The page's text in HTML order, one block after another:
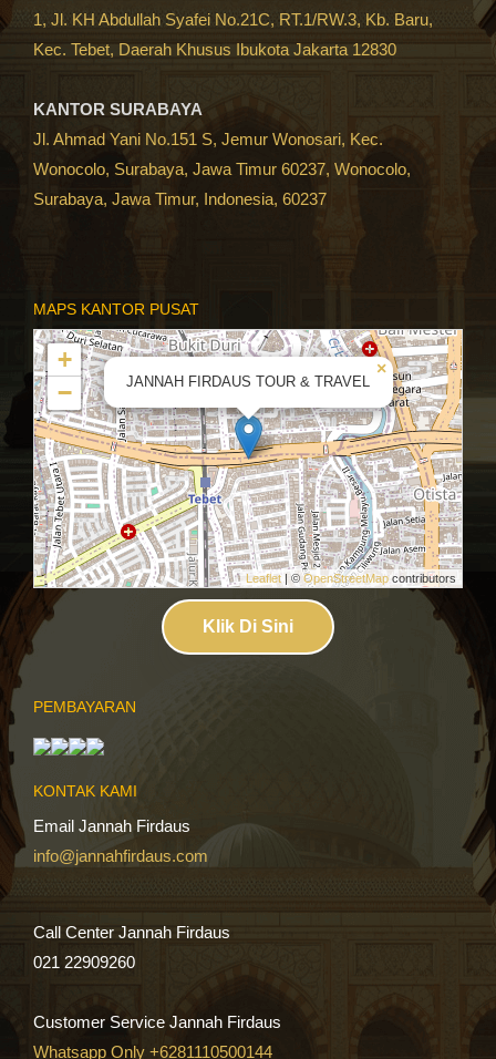
1, Jl. KH Abdullah Syafei No.21C, RT.1/RW.3, Kb. Baru,
Kec. Tebet, Daerah Khusus Ibukota Jakarta 12830
KANTOR SURABAYA
Jl. Ahmad Yani No.151 S, Jemur Wonosari, Kec.
Wonocolo, Surabaya, Jawa Timur 60237, Wonocolo,
Surabaya, Jawa Timur, Indonesia, 60237
MAPS KANTOR PUSAT
JANNAH FIRDAUS TOUR & TRAVEL
×
+
−
Leaflet | ©OpenStreetMap contributors
Klik Di Sini
PEMBAYARAN
KONTAK KAMI
Email Jannah Firdaus
info@jannahfirdaus.com
Call Center Jannah Firdaus
021 22909260
Customer Service Jannah Firdaus
Whatsapp Only +6281110500144